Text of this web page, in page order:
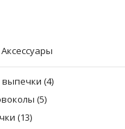
Аксессуары
(4)
(5)
(13)